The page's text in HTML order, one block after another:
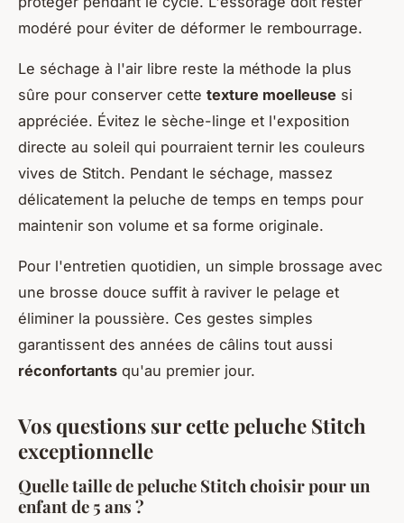
modéré pour éviter de déformer le rembourrage.
Le séchage à l'air libre reste la méthode la plus
sûre pour conserver cette texture moelleuse si
appréciée. Évitez le sèche-linge et l'exposition
directe au soleil qui pourraient ternir les couleurs
vives de Stitch. Pendant le séchage, massez
délicatement la peluche de temps en temps pour
maintenir son volume et sa forme originale.
Pour l'entretien quotidien, un simple brossage avec
une brosse douce suffit à raviver le pelage et
éliminer la poussière. Ces gestes simples
garantissent des années de câlins tout aussi
réconfortants qu'au premier jour.
Vos questions sur cette peluche Stitch
exceptionnelle
Quelle taille de peluche Stitch choisir pour un
enfant de 5 ans ?